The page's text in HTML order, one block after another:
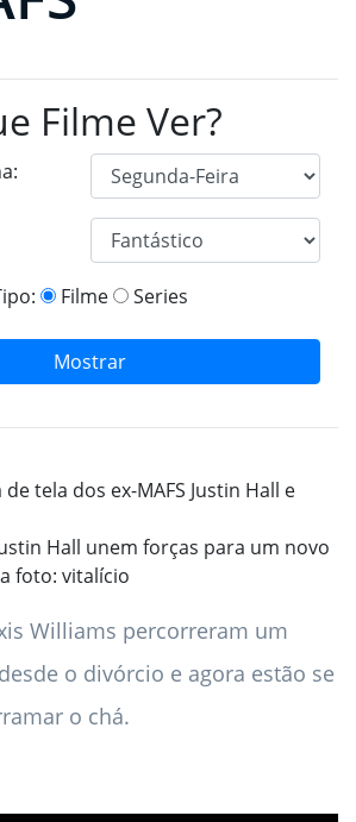
Filme Ver?
Filme Series
Mostrar
Hall unem forças para um novo
foto: vitalício
Williams percorreram um
o divórcio e agora estão se
o chá.